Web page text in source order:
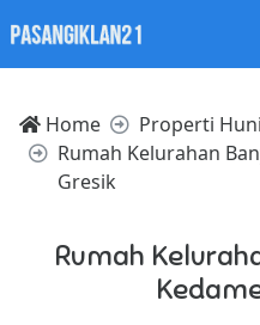
Home Properti
Rumah Kelurahan
Gresik
Rumah